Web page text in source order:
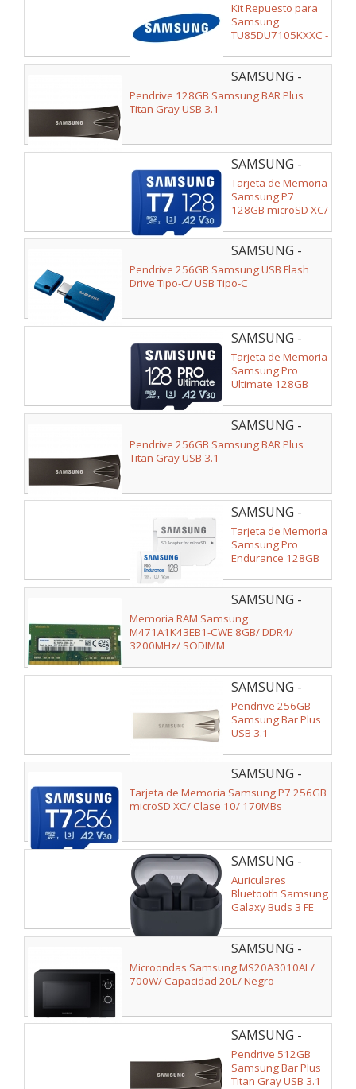
Kit Repuesto para
Samsung
TU85DU7105KXXC -
Altavoces, Cables
Flex, Módulo WIFI,
Receptor IR
SAMSUNG -
MUF-
Pendrive 128GB Samsung BAR Plus
Titan Gray USB 3.1
SAMSUNG -
MB-
MB128T/WW
Tarjeta de Memoria
Samsung P7
128GB microSD XC/
SAMSUNG -
MUF-
256DA/APC
Pendrive 256GB Samsung USB Flash
Drive Tipo-C/ USB Tipo-C
SAMSUNG -
MB-
MY128SA/WW
Tarjeta de Memoria
Samsung Pro
Ultimate 128GB
Adaptador/ Clase
10/ 200MBs
SAMSUNG -
MUF-
256BE4/APC
Pendrive 256GB Samsung BAR Plus
Titan Gray USB 3.1
SAMSUNG -
MB-
MJ128KA/EU
Tarjeta de Memoria
Samsung Pro
Endurance 128GB
Adaptador/ Clase
10/ 100MBs
SAMSUNG -
M471A1K43EB1-
CWE
Memoria RAM Samsung
M471A1K43EB1-CWE 8GB/ DDR4/
3200MHz/ SODIMM
SAMSUNG -
MUF-
256BE3/APC
Pendrive 256GB
Samsung Bar Plus
USB 3.1
SAMSUNG -
MB-
MB256T/WW
Tarjeta de Memoria Samsung P7 256GB
microSD XC/ Clase 10/ 170MBs
SAMSUNG -
SM-
R420NZKAEUB
Auriculares
Bluetooth Samsung
Galaxy Buds 3 FE
carga/ Autonomía
8.5h/ Negros
SAMSUNG -
MS20A3010AL/EC
Microondas Samsung MS20A3010AL/
700W/ Capacidad 20L/ Negro
SAMSUNG -
MUF-
512BE4/APC
Pendrive 512GB
Samsung Bar Plus
Titan Gray USB 3.1